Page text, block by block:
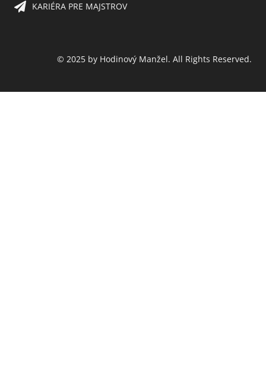
KARIÉRA PRE MAJSTROV​
© 2025 by Hodinový Manžel. All Rights Reserved.